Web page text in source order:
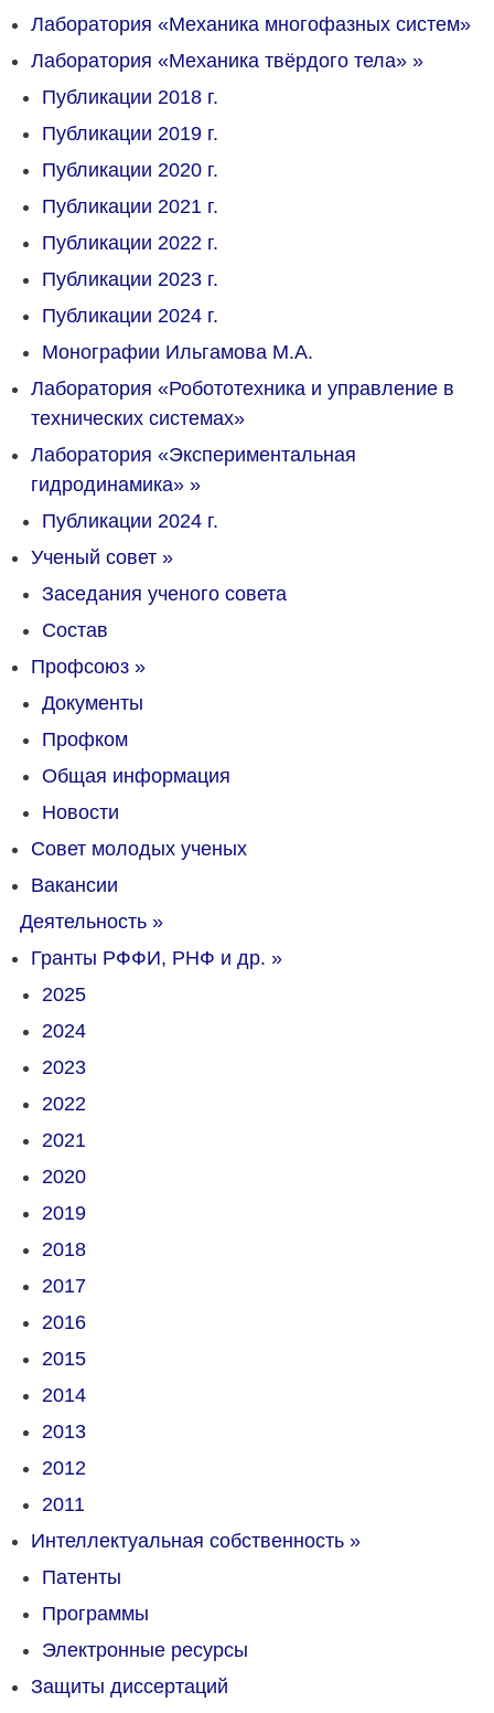
Лаборатория «Механика многофазных систем»
Лаборатория «Механика твёрдого тела» »
Публикации 2018 г.
Публикации 2019 г.
Публикации 2020 г.
Публикации 2021 г.
Публикации 2022 г.
Публикации 2023 г.
Публикации 2024 г.
Монографии Ильгамова М.А.
Лаборатория «Робототехника и управление в
технических системах»
Лаборатория «Экспериментальная
гидродинамика» »
Публикации 2024 г.
Ученый совет »
Заседания ученого совета
Состав
Профсоюз »
Документы
Профком
Общая информация
Новости
Совет молодых ученых
Вакансии
Деятельность »
Гранты РФФИ, РНФ и др. »
2025
2024
2023
2022
2021
2020
2019
2018
2017
2016
2015
2014
2013
2012
2011
Интеллектуальная собственность »
Патенты
Программы
Электронные ресурсы
Защиты диссертаций